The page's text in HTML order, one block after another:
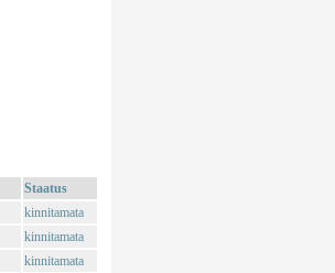
Staatus
kinnitamata
kinnitamata
kinnitamata